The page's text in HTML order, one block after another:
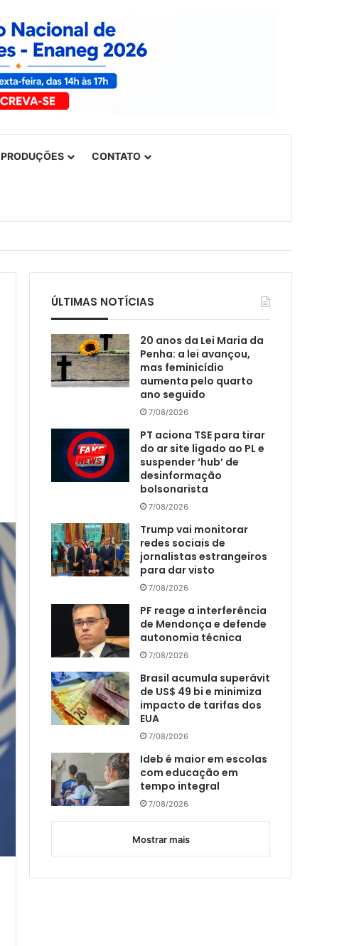
PRODUÇÕES CONTATO
ÚLTIMAS NOTÍCIAS
20 anos da Lei Maria da
Penha: a lei avançou,
mas feminicídio
aumenta pelo quarto
ano seguido
7/08/2026
PT aciona TSE para tirar
do ar site ligado ao PL e
suspender ‘hub’ de
desinformação
bolsonarista
7/08/2026
Trump vai monitorar
redes sociais de
jornalistas estrangeiros
para dar visto
7/08/2026
PF reage a interferência
de Mendonça e defende
autonomia técnica
7/08/2026
Brasil acumula superávit
de US$ 49 bi e minimiza
impacto de tarifas dos
EUA
7/08/2026
Ideb é maior em escolas
com educação em
tempo integral
7/08/2026
Mostrar mais